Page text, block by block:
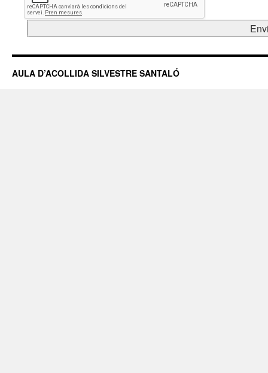
AULA D’ACOLLIDA SILVESTRE SANTALÓ